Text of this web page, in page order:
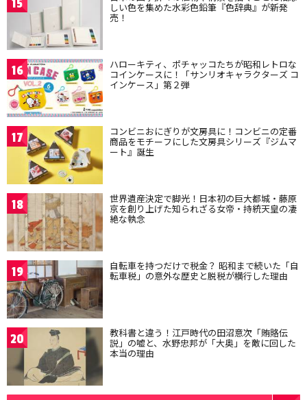
15 しい色を集めた水彩色鉛筆『色辞典』が新発
売！
16 ハローキティ、ポチャッコたちが昭和レトロな
コインケースに！「サンリオキャラクターズ コ
インケース」第２弾
17 コンビニおにぎりが文房具に！コンビニの定番
商品をモチーフにした文房具シリーズ『ジムマ
ート』誕生
18 世界遺産決定で脚光！日本初の巨大都城・藤原
京を創り上げた知られざる女帝・持統天皇の凄
絶な執念
19 自転車を持つだけで税金？ 昭和まで続いた「自
転車税」の意外な歴史と脱税が横行した理由
20 教科書と違う！江戸時代の田沼意次「賄賂伝
説」の嘘と、水野忠邦が「大奥」を敵に回した
本当の理由